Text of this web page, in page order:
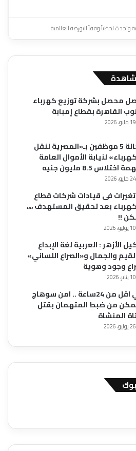
وتحدث لحظياً وفقاً للبورصة العالمية.
محصل بشركة توزيع كهرباء
القاهرة بقطاع إمبابة
19 مايو، 2026
إحالة 5 موظفين بـ«المصرية لنقل
لنيابة الأموال العامة
اختلاس 8.5 مليون جنيه
24 مايو، 2026
تغيرات فى قيادات شركات قطاع
بعد تحقيق المستهدف ،،،،
!!
10 يوليو، 2026
الأزهر : العربية لغة الإبداع
والجمال و«الصراع اللساني»
وجود وهوية
10 يناير، 2026
في اقل من 24ساعة .. امن سوهاج
من ضبط المتهمان بقتل
المنشاة
26 يوليو، 2026